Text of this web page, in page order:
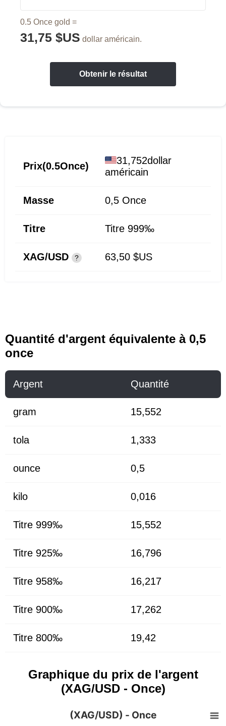
0.5 Once gold =
31,75 $US dollar américain.
Obtenir le résultat
Prix(0.5Once)
31,752dollar
américain
Masse 0,5 Once
Titre Titre 999‰
XAG/USD ? 63,50 $US
Quantité d'argent équivalente à 0,5
once
Argent Quantité
gram 15,552
tola 1,333
ounce 0,5
kilo 0,016
Titre 999‰ 15,552
Titre 925‰ 16,796
Titre 958‰ 16,217
Titre 900‰ 17,262
Titre 800‰ 19,42
Graphique du prix de l'argent
(XAG/USD - Once)
(XAG/USD) - Once